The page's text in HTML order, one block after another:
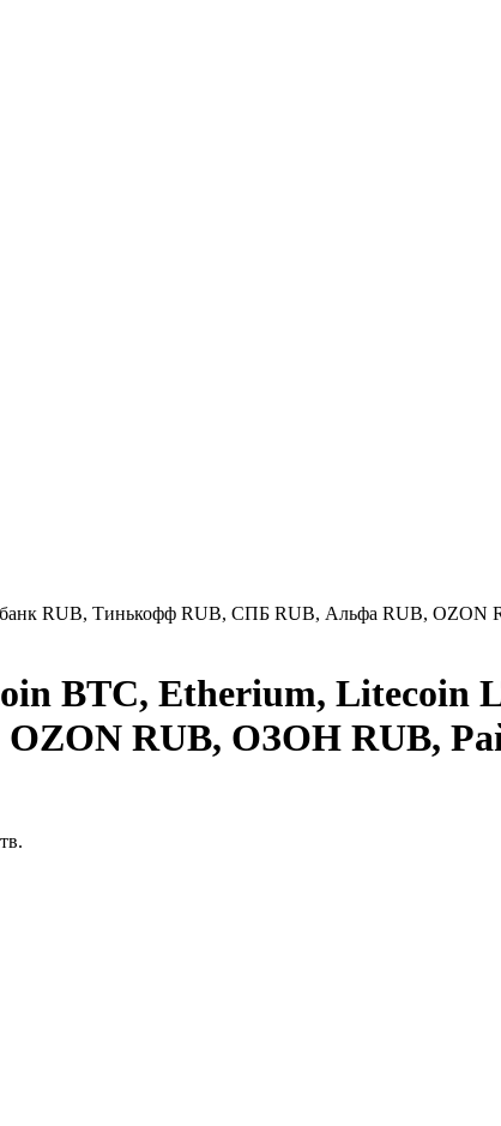
RUB, Тинькофф RUB, СПБ RUB, Альфа RUB,
BTC, Etherium, Litecoin
RUB, ОЗОН RUB,